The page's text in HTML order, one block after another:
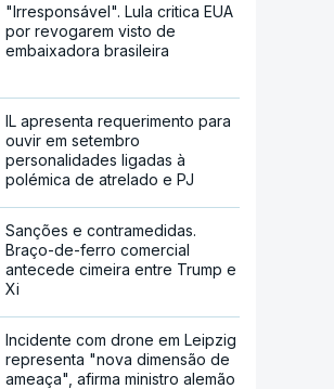
"Irresponsável". Lula critica EUA
por revogarem visto de
embaixadora brasileira
IL apresenta requerimento para
ouvir em setembro
personalidades ligadas à
polémica de atrelado e PJ
Sanções e contramedidas.
Braço-de-ferro comercial
antecede cimeira entre Trump e
Xi
Incidente com drone em Leipzig
representa "nova dimensão de
ameaça", afirma ministro alemão